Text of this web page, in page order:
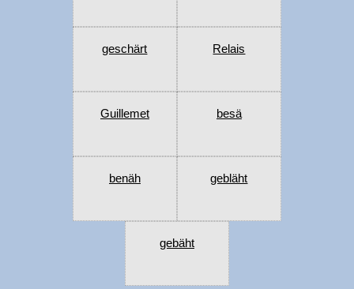
geschärt Relais
Guillemet besä
benäh gebläht
gebäht